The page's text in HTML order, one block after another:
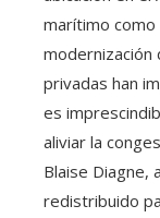
marítimo como
modernización
privadas han
es
aliviar la
Blaise Diagne,
redistribuido